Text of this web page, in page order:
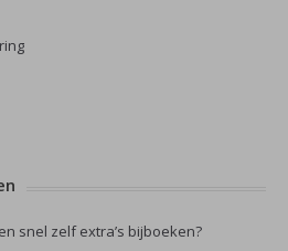
snel zelf extra’s bijboeken?